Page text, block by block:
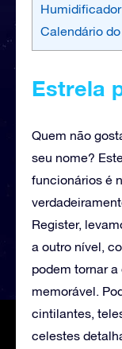
Humidificador
Calendário
Estrela
Quem não
seu nome?
funcionários é
Register,
a outro nível,
podem tornar
memorável.
cintilantes,
celestes